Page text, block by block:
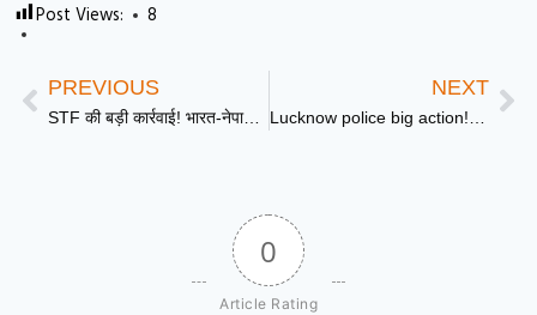
Post Views: 8
PREVIOUS
STF की बड़ी कार्रवाई! भारत-नेपाल सीमा से दबोचा गया TMC नेता ‘पुष्पा’ उर्फ जहांगीर खान | DD News UP
NEXT
Lucknow police big action! महिला से छेड़खानी कर ऑटो से फेंकने वाला मुख्य आरोपी encounter में गिरफ्तार। DD News UP
0
Article Rating